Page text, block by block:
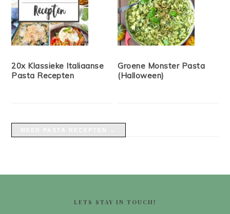
20x Klassieke Italiaanse
Pasta Recepten
Groene Monster Pasta
(Halloween)
LETS STAY IN TOUCH!